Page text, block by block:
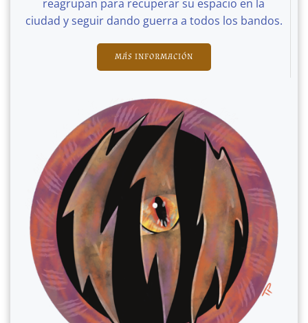
reagrupan para recuperar su espacio en la
ciudad y seguir dando guerra a todos los bandos.
MÁS INFORMACIÓN